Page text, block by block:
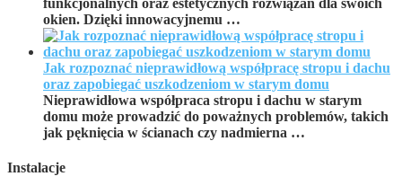
funkcjonalnych oraz estetycznych rozwiązań dla swoich
okien. Dzięki innowacyjnemu …
Jak rozpoznać nieprawidłową współpracę stropu i dachu
oraz zapobiegać uszkodzeniom w starym domu
Nieprawidłowa współpraca stropu i dachu w starym
domu może prowadzić do poważnych problemów, takich
jak pęknięcia w ścianach czy nadmierna …
Instalacje